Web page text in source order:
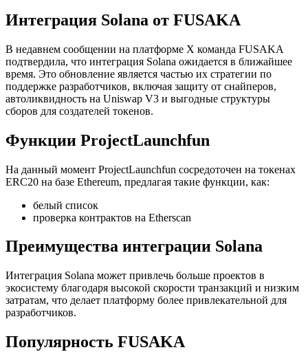
Интеграция Solana от FUSAKA
В недавнем сообщении на платформе X команда FUSAKA
подтвердила, что интеграция Solana ожидается в ближайшее
время. Это обновление является частью их стратегии по
поддержке разработчиков, включая защиту от снайперов,
автоликвидность на Uniswap V3 и выгодные структуры
сборов для создателей токенов.
Функции ProjectLaunchfun
На данный момент ProjectLaunchfun сосредоточен на токенах
ERC20 на базе Ethereum, предлагая такие функции, как:
белый список
проверка контрактов на Etherscan
Преимущества интеграции Solana
Интеграция Solana может привлечь больше проектов в
экосистему благодаря высокой скорости транзакций и низким
затратам, что делает платформу более привлекательной для
разработчиков.
Популярность FUSAKA